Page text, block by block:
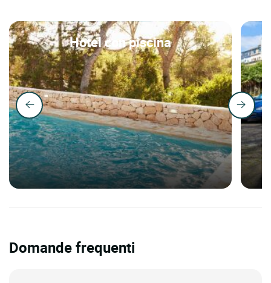
Hotel con piscina
Domande frequenti